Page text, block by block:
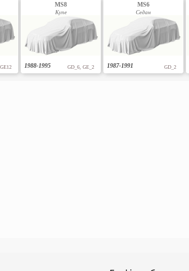
GE12
MS8
Купе
1988-1995 GD_6, GE_2
MS6
Седан
1987-1991 GD_2